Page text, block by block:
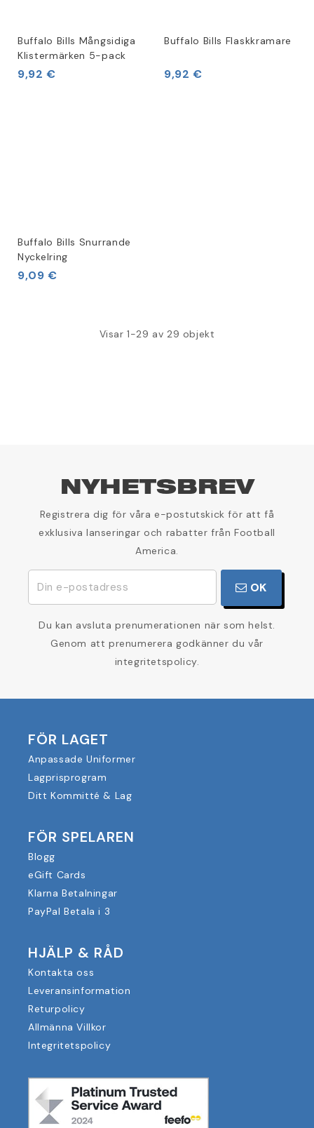
Buffalo Bills Mångsidiga
Klistermärken 5-pack
9,92 €
Buffalo Bills Flaskkramare
9,92 €
Buffalo Bills Snurrande
Nyckelring
9,09 €
Visar 1-29 av 29 objekt
NYHETSBREV
Registrera dig för våra e-postutskick för att få
exklusiva lanseringar och rabatter från Football
America.
OK
Du kan avsluta prenumerationen när som helst.
Genom att prenumerera godkänner du vår
integritetspolicy.
FÖR LAGET
Anpassade Uniformer
Lagprisprogram
Ditt Kommitté & Lag
FÖR SPELAREN
Blogg
eGift Cards
Klarna Betalningar
PayPal Betala i 3
HJÄLP & RÅD
Kontakta oss
Leveransinformation
Returpolicy
Allmänna Villkor
Integritetspolicy